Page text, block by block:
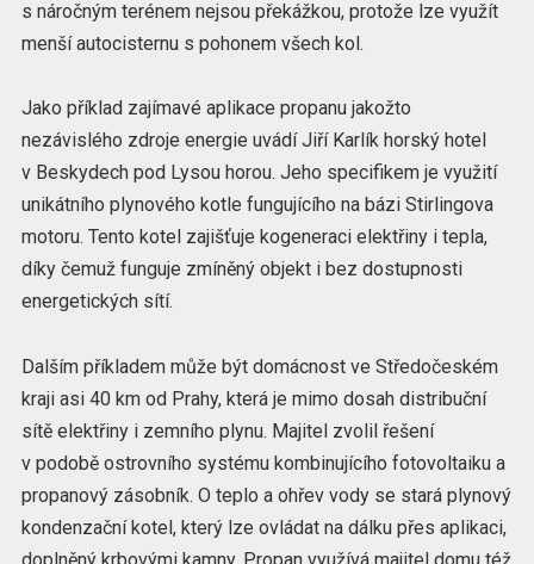
s náročným terénem nejsou překážkou, protože lze využít
menší autocisternu s pohonem všech kol.
Jako příklad zajímavé aplikace propanu jakožto
nezávislého zdroje energie uvádí Jiří Karlík horský hotel
v Beskydech pod Lysou horou. Jeho specifikem je využití
unikátního plynového kotle fungujícího na bázi Stirlingova
motoru. Tento kotel zajišťuje kogeneraci elektřiny i tepla,
díky čemuž funguje zmíněný objekt i bez dostupnosti
energetických sítí.
Dalším příkladem může být domácnost ve Středočeském
kraji asi 40 km od Prahy, která je mimo dosah distribuční
sítě elektřiny i zemního plynu. Majitel zvolil řešení
v podobě ostrovního systému kombinujícího fotovoltaiku a
propanový zásobník. O teplo a ohřev vody se stará plynový
kondenzační kotel, který lze ovládat na dálku přes aplikaci,
doplněný krbovými kamny. Propan využívá majitel domu též